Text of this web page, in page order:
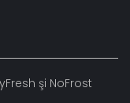
şi NoFrost